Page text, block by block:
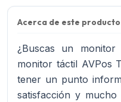
Acerca de este producto
¿Buscas un
monitor táctil AVPos
tener un punto
satisfacción y